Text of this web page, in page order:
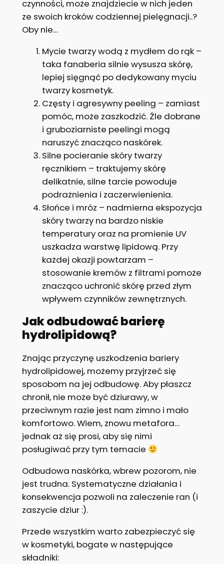
czynności, może znajdziecie w nich jeden
ze swoich kroków codziennej pielęgnacji..?
Oby nie…
Mycie twarzy wodą z mydłem do rąk –
taka fanaberia silnie wysusza skórę,
lepiej sięgnąć po dedykowany myciu
twarzy kosmetyk.
Częsty i agresywny peeling – zamiast
pomóc, może zaszkodzić. Źle dobrane
i gruboziarniste peelingi mogą
naruszyć znacząco naskórek.
Silne pocieranie skóry twarzy
ręcznikiem – traktujemy skórę
delikatnie, silne tarcie powoduje
podrażnienia i zaczerwienienia.
Słońce i mróz – nadmierna ekspozycja
skóry twarzy na bardzo niskie
temperatury oraz na promienie UV
uszkadza warstwę lipidową. Przy
każdej okazji powtarzam –
stosowanie kremów z filtrami pomoże
znacząco uchronić skórę przed złym
wpływem czynników zewnętrznych.
Jak odbudować barierę
hydrolipidową?
Znając przyczynę uszkodzenia bariery
hydrolipidowej, możemy przyjrzeć się
sposobom na jej odbudowę. Aby płaszcz
chronił, nie może być dziurawy, w
przeciwnym razie jest nam zimno i mało
komfortowo. Wiem, znowu metafora…
jednak aż się prosi, aby się nimi
posługiwać przy tym temacie
Odbudowa naskórka, wbrew pozorom, nie
jest trudna. Systematyczne działania i
konsekwencja pozwoli na zaleczenie ran (i
zaszycie dziur :).
Przede wszystkim warto zabezpieczyć się
w kosmetyki, bogate w następujące
składniki: